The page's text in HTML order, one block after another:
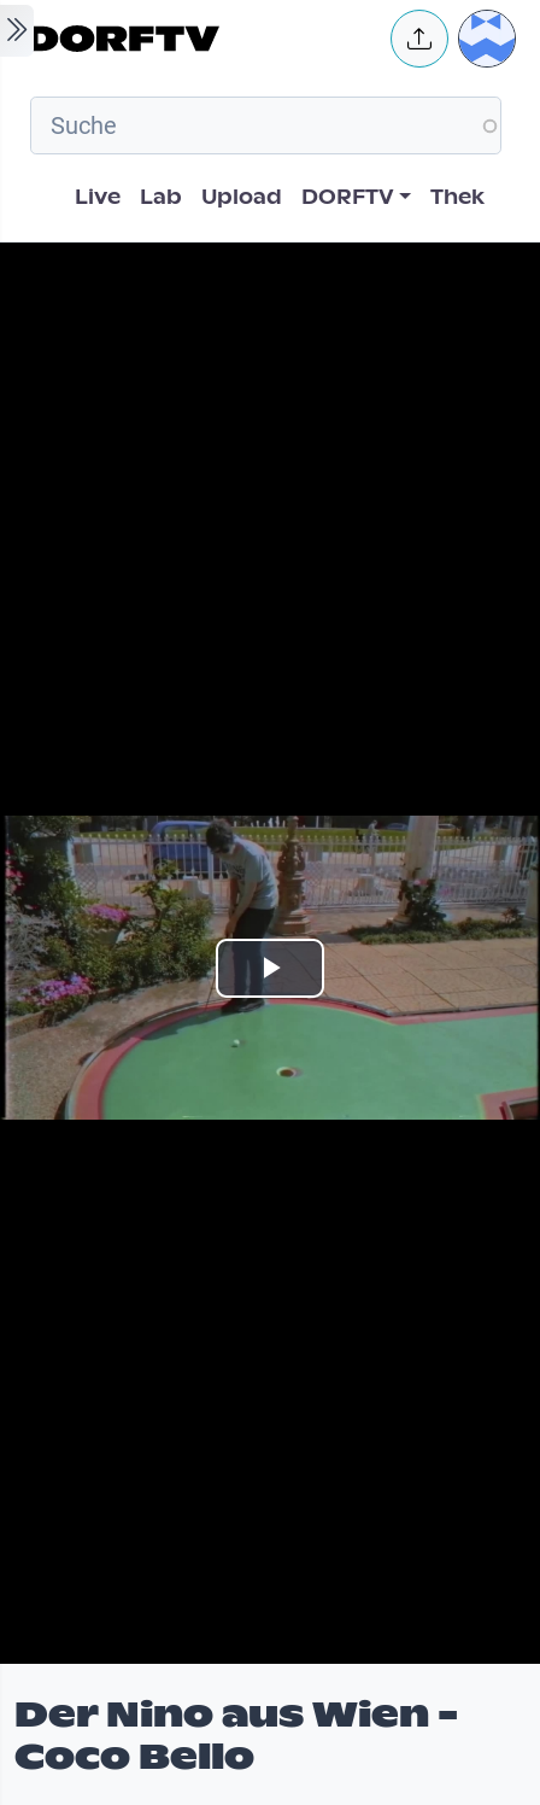
Skip to main content User
Hauptnavigation
Live Lab Upload DORFTV Thek
Play
Der Nino aus Wien -
Coco Bello